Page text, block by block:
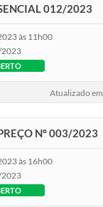
012/2023
às 11h00
Atualizado
Nº 003/2023
às 16h00